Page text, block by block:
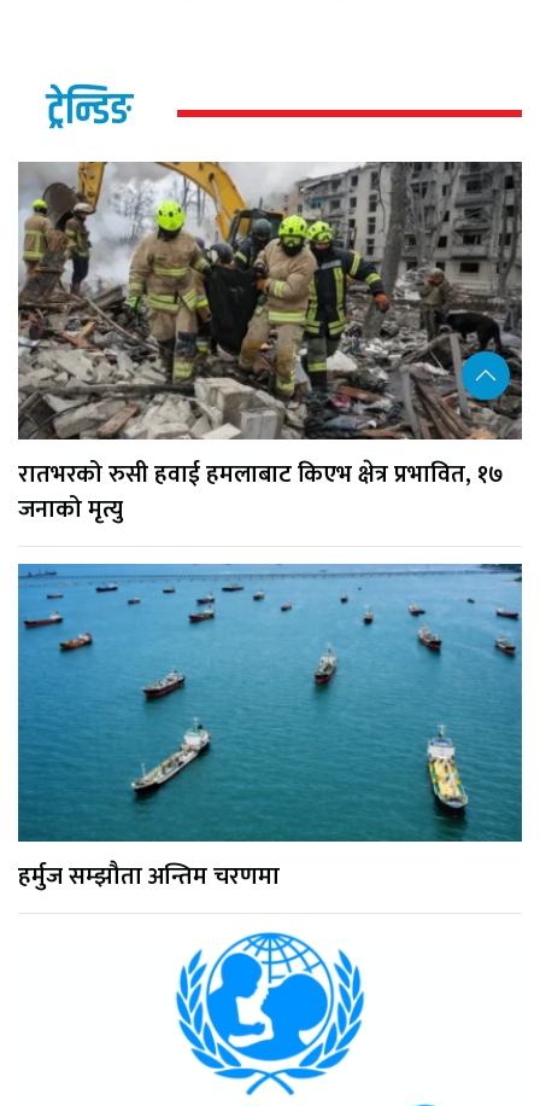
ट्रेन्डिङ
रातभरको रुसी हवाई हमलाबाट किएभ क्षेत्र प्रभावित, १७
जनाको मृत्यु
हर्मुज सम्झौता अन्तिम चरणमा